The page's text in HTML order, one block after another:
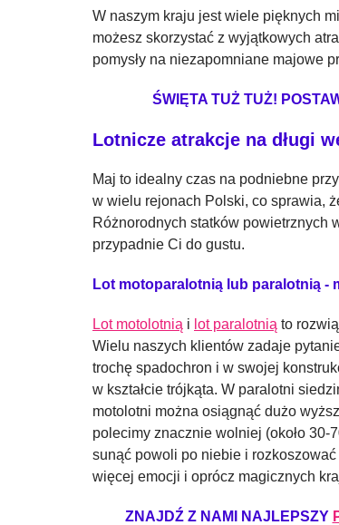
W naszym kraju jest wiele pięknych
możesz skorzystać z wyjątkowych
pomysły na niezapomniane majowe
ŚWIĘTA TUŻ TUŻ!
Lotnicze atrakcje na długi
Maj to idealny czas na podniebne
w wielu rejonach Polski, co sprawia,
Różnorodnych statków powietrznych
przypadnie Ci do gustu.
Lot motoparalotnią lub paralotnią -
Lot motolotnią i lot paralotnią to
Wielu naszych klientów zadaje
trochę spadochron i w swojej
w kształcie trójkąta. W paralotni
motolotni można osiągnąć dużo
polecimy znacznie wolniej (około 30-
sunąć powoli po niebie i
więcej emocji i oprócz magicznych
ZNAJDŹ Z NAMI NAJLEPSZY